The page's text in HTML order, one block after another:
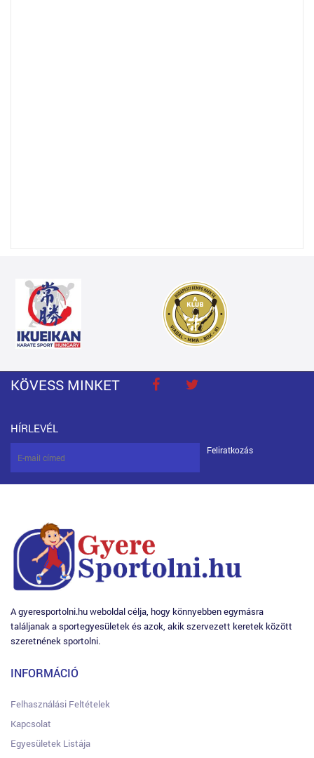
KÖVESS MINKET
HÍRLEVÉL
Feliratkozás
A gyeresportolni.hu weboldal célja, hogy könnyebben egymásra
találjanak a sportegyesületek és azok, akik szervezett keretek között
szeretnének sportolni.
INFORMÁCIÓ
Felhasználási Feltételek
Kapcsolat
Egyesületek Listája